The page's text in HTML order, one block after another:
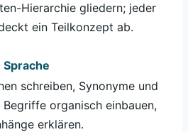
Hierarchie gliedern; jeder
ein Teilkonzept ab.
schreiben, Synonyme und
organisch einbauen,
erklären.